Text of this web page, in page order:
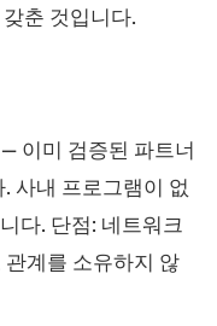
춘 것입니다.
— 이미 검증된 파트너
사내 프로그램이 없
다. 단점: 네트워크
계를 소유하지 않